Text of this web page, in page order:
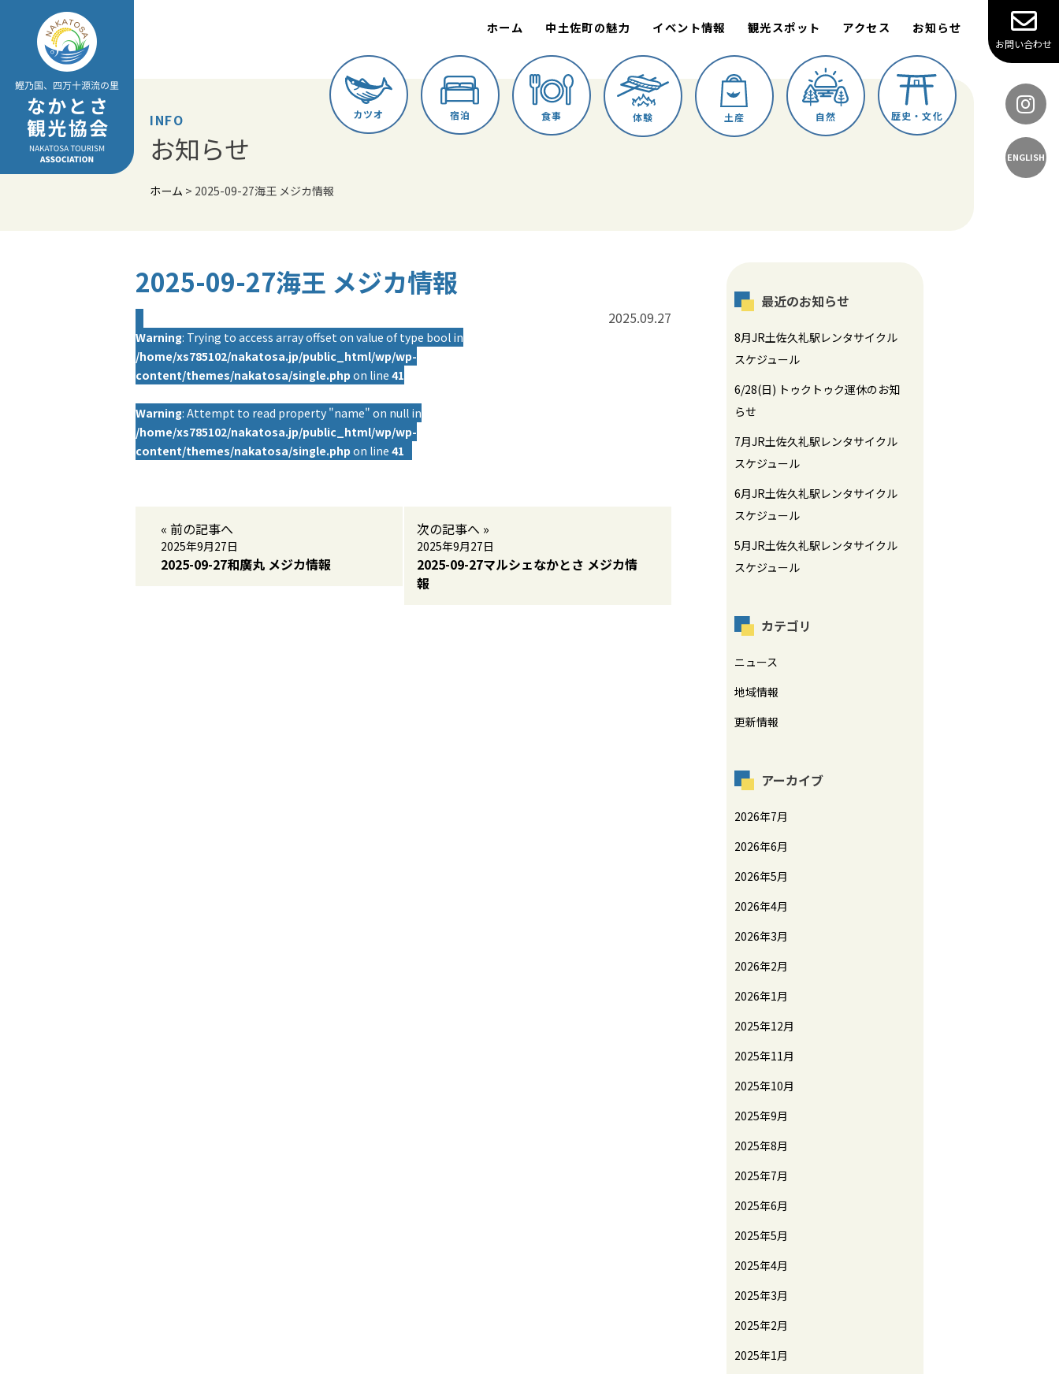
content
ホーム 中土佐町の魅力 イベント情報 観光スポット アクセス お知らせ
お問い合わせ
ENGLISH
カツオ 宿泊 食事 体験 土産 自然 歴史・文化
INFO
お知らせ
ホーム > 2025-09-27海王 メジカ情報
2025-09-27海王 メジカ情報
Warning: Trying to access array offset on value of type bool in
/home/xs785102/nakatosa.jp/public_html/wp/wp-
content/themes/nakatosa/single.php on line 41
Warning: Attempt to read property "name" on null in
/home/xs785102/nakatosa.jp/public_html/wp/wp-
content/themes/nakatosa/single.php on line 41
2025.09.27
« 前の記事へ
2025年9月27日
2025-09-27和廣丸 メジカ情報
次の記事へ »
2025年9月27日
2025-09-27マルシェなかとさ メジカ情
報
最近のお知らせ
8月JR土佐久礼駅レンタサイクル
スケジュール
6/28(日) トゥクトゥク運休のお知
らせ
7月JR土佐久礼駅レンタサイクル
スケジュール
6月JR土佐久礼駅レンタサイクル
スケジュール
5月JR土佐久礼駅レンタサイクル
スケジュール
カテゴリ
ニュース
地域情報
更新情報
アーカイブ
2026年7月
2026年6月
2026年5月
2026年4月
2026年3月
2026年2月
2026年1月
2025年12月
2025年11月
2025年10月
2025年9月
2025年8月
2025年7月
2025年6月
2025年5月
2025年4月
2025年3月
2025年2月
2025年1月